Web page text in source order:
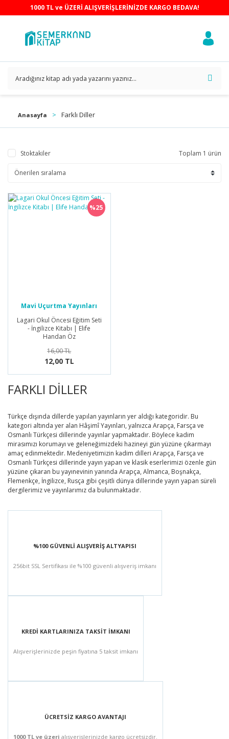
1000 TL ve ÜZERİ ALIŞVERİŞLERİNİZDE KARGO BEDAVA!
Anasayfa Farklı Diller
Stoktakiler Toplam 1 ürün
%25
Mavi Uçurtma Yayınları
Lagari Okul Öncesi Eğitim Seti
- İngilizce Kitabı | Elife
Handan Öz
16,00 TL
12,00 TL
FARKLI DİLLER
Türkçe dışında dillerde yapılan yayınların yer aldığı kategoridir. Bu
kategori altında yer alan Hâşimî Yayınları, yalnızca Arapça, Farsça ve
Osmanlı Türkçesi dillerinde yayınlar yapmaktadır. Böylece kadim
mirasımızı korumayı ve geleneğimizdeki hazineyi gün yüzüne çıkarmayı
amaç edinmektedir. Medeniyetimizin kadim dilleri Arapça, Farsça ve
Osmanlı Türkçesi dillerinde yayın yapan ve klasik eserlerimizi özenle gün
yüzüne çıkaran bu yayınevinin yanında Arapça, Almanca, Boşnakça,
Flemenkçe, İngilizce, Rusça gibi çeşitli dünya dillerinde yayın yapan süreli
dergilerimiz ve yayınlarımız da bulunmaktadır.
%100 GÜVENLİ ALIŞVERİŞ ALTYAPISI
256bit SSL Sertifikası ile %100 güvenli alışveriş imkanı
KREDİ KARTLARINIZA TAKSİT İMKANI
Alışverişlerinizde peşin fiyatına 5 taksit imkanı
ÜCRETSİZ KARGO AVANTAJI
1000 TL ve üzeri alışverişlerinizde kargo ücretsizdir.